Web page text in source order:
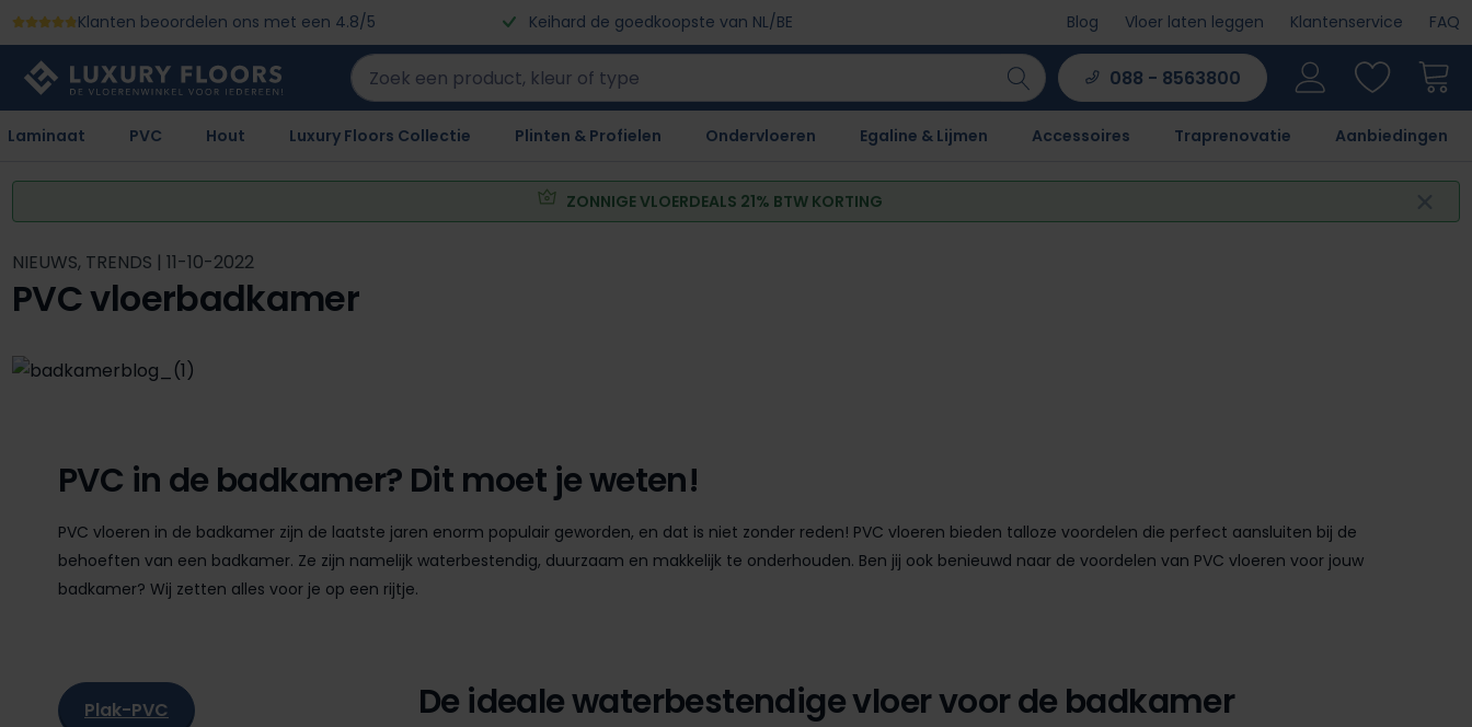
naar de hoofdinhoud
Ga naar de zoekopdracht
Ga naar de hoofdnavigatie
Klanten beoordelen ons met een 4.8/5 Keihard de goedkoopste van NL/BE Blog Vloer laten leggen Klantenservice FAQ
088 - 8563800
Laminaat PVC Hout Luxury Floors Collectie Plinten & Profielen Ondervloeren Egaline & Lijmen Accessoires Traprenovatie Aanbiedingen
ZONNIGE VLOERDEALS 21% BTW KORTING
NIEUWS, TRENDS | 11-10-2022
PVC vloerbadkamer
PVC in de badkamer? Dit moet je weten!
PVC vloeren in de badkamer zijn de laatste jaren enorm populair geworden, en dat is niet zonder reden! PVC vloeren bieden talloze voordelen die perfect aansluiten bij de
behoeften van een badkamer. Ze zijn namelijk waterbestendig, duurzaam en makkelijk te onderhouden. Ben jij ook benieuwd naar de voordelen van PVC vloeren voor jouw
badkamer? Wij zetten alles voor je op een rijtje.
Plak-PVC De ideale waterbestendige vloer voor de badkamer